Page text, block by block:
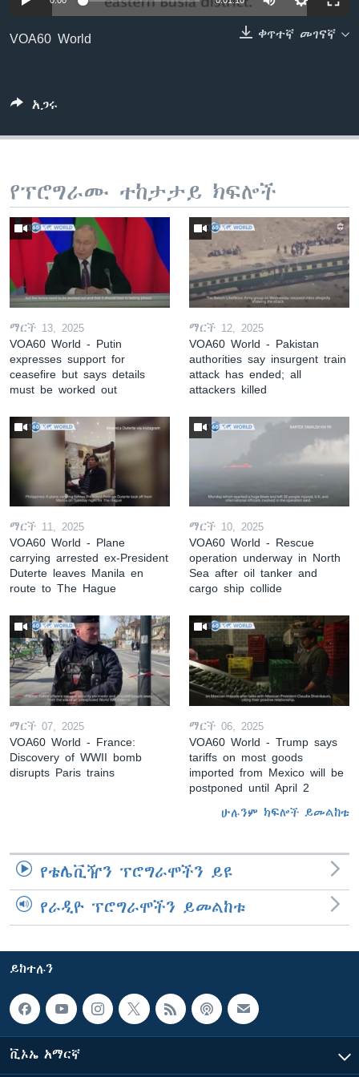
ቀጥተኛ መገናኛ
VOA60 World
አጋሩ
የፕሮግራሙ ተከታታይ ክፍሎች
ማርች 13, 2025
VOA60 World - Putin
expresses support for
ceasefire but says details
must be worked out
ማርች 12, 2025
VOA60 World - Pakistan
authorities say insurgent train
attack has ended; all
attackers killed
ማርች 11, 2025
VOA60 World - Plane
carrying arrested ex-President
Duterte leaves Manila en
route to The Hague
ማርች 10, 2025
VOA60 World - Rescue
operation underway in North
Sea after oil tanker and
cargo ship collide
ማርች 07, 2025
VOA60 World - France:
Discovery of WWII bomb
disrupts Paris trains
ማርች 06, 2025
VOA60 World - Trump says
tariffs on most goods
imported from Mexico will be
postponed until April 2
ሁሉንም ክፍሎች ይመልከቱ
የቴሌቪዥን ፕሮግራሞችን ይዩ
የራዲዮ ፕሮግራሞችን ይመልከቱ
ይከተሉን
ቪኦኤ አማርኛ